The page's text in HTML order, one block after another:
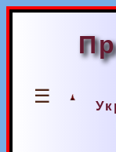
☰